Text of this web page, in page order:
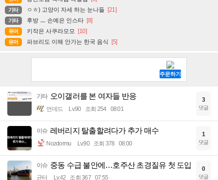
기타 ㅇㅎ) 고양이 자세 하는 눈나들 [21]
기타 후방 ㅡ 손예은 인스타 [8]
유머 키작은 사쿠라모모 [10]
유머 파브리도 이해 안가는 한국 음식 [5]
기타 오이갤러를 본 여자들 반응
언데드 Lv.90 조회 254 08:01
3
댓글
이슈 레버리지 탈출할려다가 추가 매수
Nozdormu Lv.90 조회 378 08:00
1
댓글
이슈 중동 수급 불안에…호주산 초경질유 첫 도입
균터 Lv.42 조회 367 07:55
0
댓글